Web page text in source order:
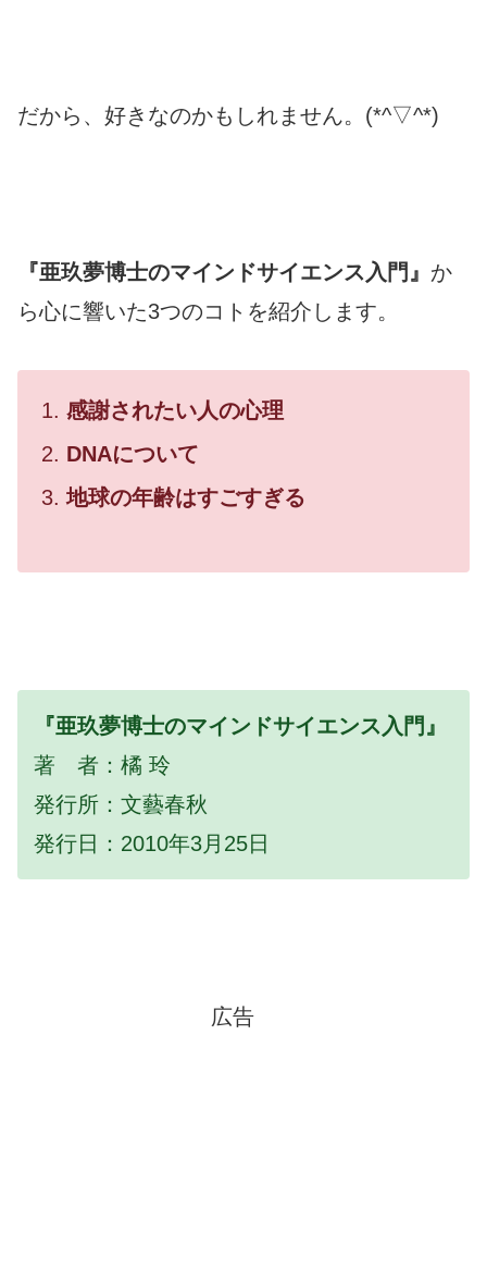
だから、好きなのかもしれません。(*^▽^*)
『亜玖夢博士のマインドサイエンス入門』 か
ら心に響いた3つのコトを紹介します。
感謝されたい人の心理
DNAについて
地球の年齢はすごすぎる
『亜玖夢博士のマインドサイエンス入門』
著 者：橘 玲
発行所：文藝春秋
発行日：2010年3月25日
広告